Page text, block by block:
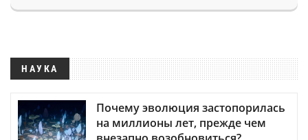
НАУКА
Почему эволюция застопорилась
на миллионы лет, прежде чем